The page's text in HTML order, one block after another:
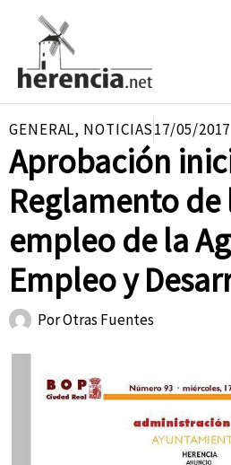
contenido
GENERAL, NOTICIAS17/05/2017
Aprobación
Reglamento
empleo de la
Empleo y
PorOtras Fuentes